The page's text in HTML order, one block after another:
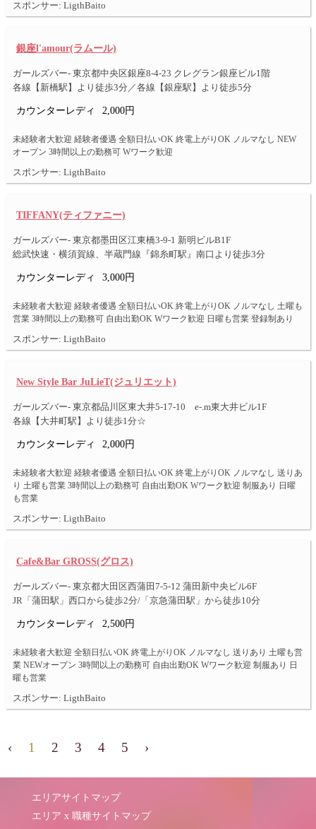
スポンサー: LigthBaito
銀座l'amour(ラムール)
ガールズバー- 東京都中央区銀座8-4-23 クレグラン銀座ビル1階
各線【新橋駅】より徒歩3分／各線【銀座駅】より徒歩5分
カウンターレディ 2,000円
未経験者大歓迎 経験者優遇 全額日払いOK 終電上がりOK ノルマなし NEW
オープン 3時間以上の勤務可 Wワーク歓迎
スポンサー: LigthBaito
TIFFANY(ティファニー)
ガールズバー- 東京都墨田区江東橋3-9-1 新明ビルB1F
総武快速・横須賀線、半蔵門線『錦糸町駅』南口より徒歩3分
カウンターレディ 3,000円
未経験者大歓迎 経験者優遇 全額日払いOK 終電上がりOK ノルマなし 土曜も
営業 3時間以上の勤務可 自由出勤OK Wワーク歓迎 日曜も営業 登録制あり
スポンサー: LigthBaito
New Style Bar JuLieT(ジュリエット)
ガールズバー- 東京都品川区東大井5-17-10 e-.m東大井ビル1F
各線【大井町駅】より徒歩1分☆
カウンターレディ 2,000円
未経験者大歓迎 経験者優遇 全額日払いOK 終電上がりOK ノルマなし 送りあ
り 土曜も営業 3時間以上の勤務可 自由出勤OK Wワーク歓迎 制服あり 日曜
も営業
スポンサー: LigthBaito
Cafe&Bar GROSS(グロス)
ガールズバー- 東京都大田区西蒲田7-5-12 蒲田新中央ビル6F
JR「蒲田駅」西口から徒歩2分/「京急蒲田駅」から徒歩10分
カウンターレディ 2,500円
未経験者大歓迎 全額日払いOK 終電上がりOK ノルマなし 送りあり 土曜も営
業 NEWオープン 3時間以上の勤務可 自由出勤OK Wワーク歓迎 制服あり 日
曜も営業
スポンサー: LigthBaito
‹ 1 2 3 4 5 ›
エリアサイトマップ
エリア x 職種サイトマップ